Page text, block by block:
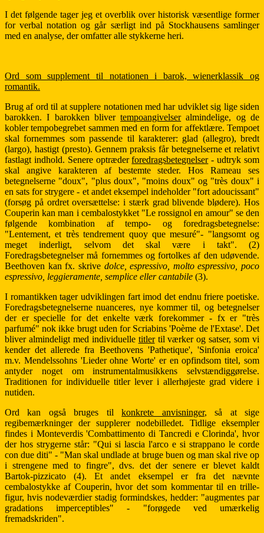
I det følgende tager jeg et overblik over historisk væsentlige former
for verbal notation og går særligt ind på Stockhausens samlinger
med en analyse, der omfatter alle stykkerne heri.
Ord som supplement til notationen i barok, wienerklassik og
romantik.
Brug af ord til at supplere notationen med har udviklet sig lige siden
barokken. I barokken blivertempoangivelseralmindelige, og de
kobler tempobegrebet sammen med en form for affektlære. Tempoet
skal fornemmes som passende til karakterer: glad (allegro), bredt
(largo), hastigt (presto). Gennem praksis får betegnelserne et relativt
fastlagt indhold. Senere optræderforedragsbetegnelser- udtryk som
skal angive karakteren af bestemte steder. Hos Rameau ses
betegnelserne "doux", "plus doux", "moins doux" og "très doux" i
en sats for strygere - et andet eksempel indeholder "fort adoucissant"
(forsøg på ordret oversættelse: i stærk grad blivende blødere). Hos
Couperin kan man i cembalostykket "Le rossignol en amour" se den
følgende kombination af tempo- og foredragsbetegnelse:
"Lentement, et très tendrement quoy que mesuré"- "langsomt og
meget inderligt, selvom det skal være i takt". (2)
Foredragsbetegnelser må fornemmes og fortolkes af den udøvende.
Beethoven kan fx. skrive dolce, espressivo, molto espressivo, poco
espressivo, leggieramente, semplice eller cantabile (3).
I romantikken tager udviklingen fart imod det endnu friere poetiske.
Foredragsbetegnelserne nuanceres, nye kommer til, og betegnelser
der er specielle for det enkelte værk forekommer - fx er "très
parfumé" nok ikke brugt uden for Scriabins 'Poème de l'Extase'. Det
bliver almindeligt med individuelle titlertil værker og satser, som vi
kender det allerede fra Beethovens 'Pathetique', 'Sinfonia eroica'
m.v. Mendelssohns 'Lieder ohne Worte' er en opfindsom titel, som
antyder noget om instrumentalmusikkens selvstændiggørelse.
Traditionen for individuelle titler lever i allerhøjeste grad videre i
nutiden.
Ord kan også bruges tilkonkrete anvisninger, så at sige
regibemærkninger der supplerer nodebilledet. Tidlige eksempler
findes i Monteverdis 'Combattimento di Tancredi e Clorinda', hvor
der hos strygerne står: "Qui si lascia l'arco e si strappano le corde
con due diti" - "Man skal undlade at bruge buen og man skal rive op
i strengene med to fingre", dvs. det der senere er blevet kaldt
Bartok-pizzicato (4). Et andet eksempel er fra det nævnte
cembalostykke af Couperin, hvor det som kommentar til en trille-
figur, hvis nodeværdier stadig formindskes, hedder: "augmentes par
gradations imperceptibles" - "forøgede ved umærkelig
fremadskriden".